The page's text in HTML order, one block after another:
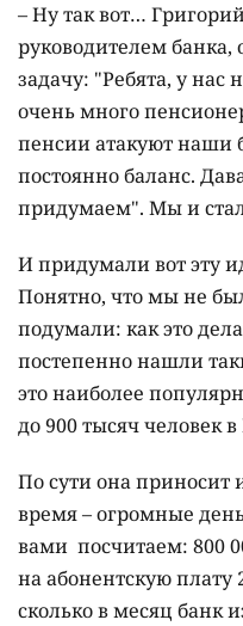
– Ну так вот…
руководителем
задачу: "Ребята, у нас
очень много
пенсии атакуют наши
постоянно баланс.
придумаем". Мы и
И придумали вот эту
Понятно, что мы не
подумали: как это
постепенно нашли
это наиболее
до 900 тысяч человек
По сути она приносит
время – огромные
вами посчитаем: 800
на абонентскую плату
сколько в месяц банк